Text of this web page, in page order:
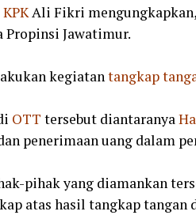
KPKAli Fikri
Propinsi Jawatimur.
kegiatantangkap
OTT tersebut diantaranya
penerimaan uang dalam
pihak yang diamankan
atas hasil tangkap tangan